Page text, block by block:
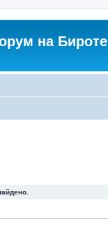
на Бироте